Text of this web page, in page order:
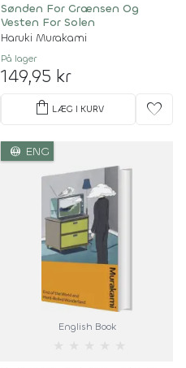
Sønden For Grænsen Og
Vesten For Solen
Haruki Murakami
På lager
149,95 kr
shopping_bag LÆG I KURV favorite
language ENG
English Book